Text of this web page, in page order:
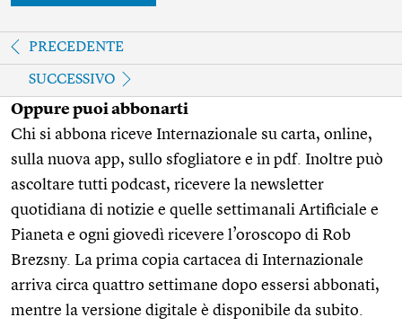
PRECEDENTE
SUCCESSIVO
Oppure puoi abbonarti
Chi si abbona riceve Internazionale su carta, online,
sulla nuova app, sullo sfogliatore e in pdf. Inoltre può
ascoltare tutti podcast, ricevere la newsletter
quotidiana di notizie e quelle settimanali Artificiale e
Pianeta e ogni giovedì ricevere l’oroscopo di Rob
Brezsny. La prima copia cartacea di Internazionale
arriva circa quattro settimane dopo essersi abbonati,
mentre la versione digitale è disponibile da subito.